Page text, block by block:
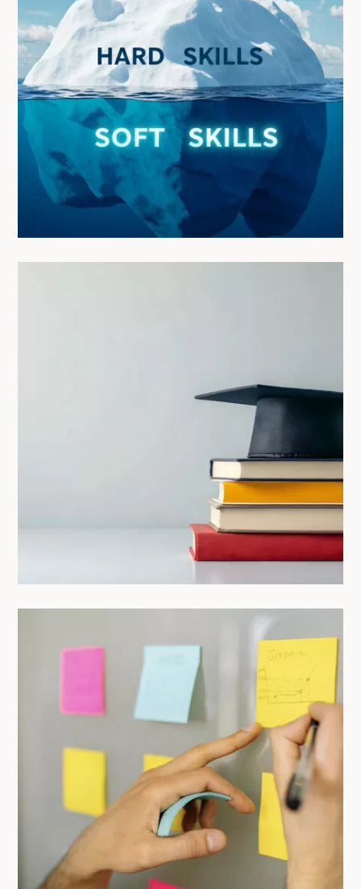
Les soft skills qu’on développe en
vivant en coliving (et pourquoi c’est
un boost pro)
23/05/2025
Coliving ou résidence étudiante ? Le
comparatif complet pour bien choisir
Créer un planning numérique partagé
(Google Calendar / Notion) : le guide
facile pour une colocation zen !
14/05/2025